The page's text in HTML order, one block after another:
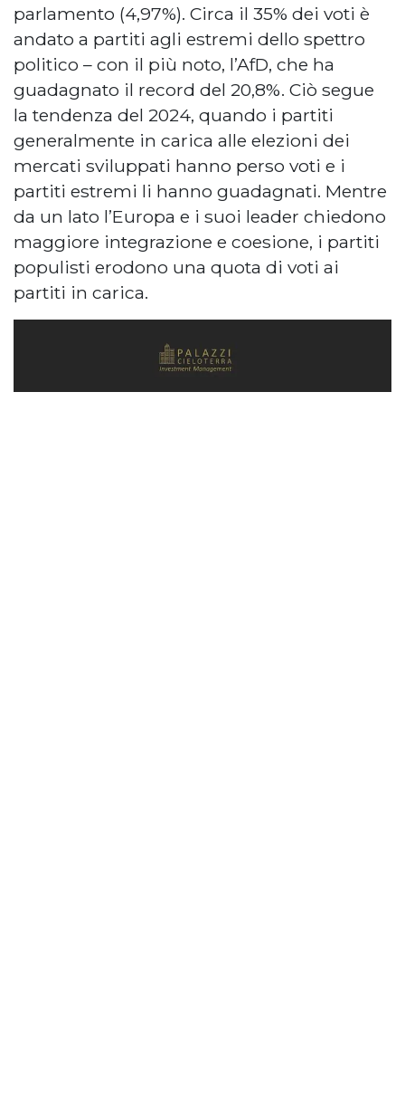
parlamento (4,97%). Circa il 35% dei voti è
andato a partiti agli estremi dello spettro
politico – con il più noto, l’AfD, che ha
guadagnato il record del 20,8%. Ciò segue
la tendenza del 2024, quando i partiti
generalmente in carica alle elezioni dei
mercati sviluppati hanno perso voti e i
partiti estremi li hanno guadagnati. Mentre
da un lato l’Europa e i suoi leader chiedono
maggiore integrazione e coesione, i partiti
populisti erodono una quota di voti ai
partiti in carica.